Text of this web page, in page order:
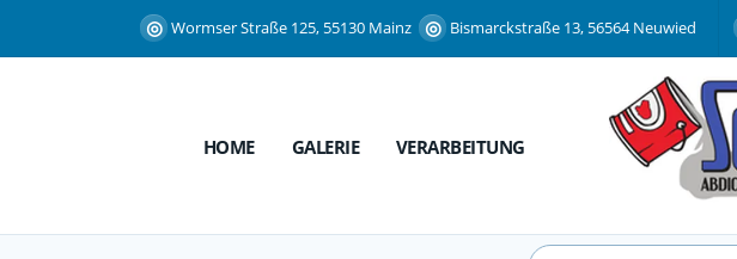
Wormser Straße 125, 55130 Mainz Bismarckstraße 13, 56564 Neuwied
HOME GALERIE VERARBEITUNG